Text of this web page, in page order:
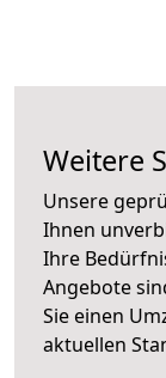
Weitere
Unsere
Ihnen
Ihre
Angebote
Sie einen
aktuellen